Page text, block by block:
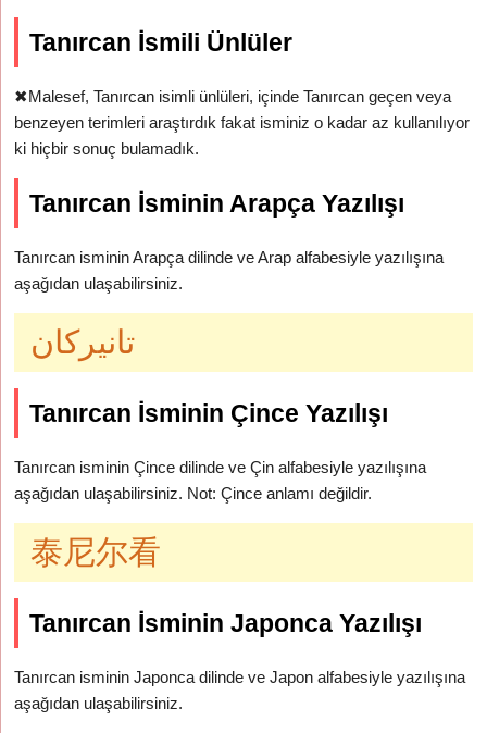
Tanırcan İsmili Ünlüler
✖Malesef, Tanırcan isimli ünlüleri, içinde Tanırcan geçen veya
benzeyen terimleri araştırdık fakat isminiz o kadar az kullanılıyor
ki hiçbir sonuç bulamadık.
Tanırcan İsminin Arapça Yazılışı
Tanırcan isminin Arapça dilinde ve Arap alfabesiyle yazılışına
aşağıdan ulaşabilirsiniz.
تانيركان
Tanırcan İsminin Çince Yazılışı
Tanırcan isminin Çince dilinde ve Çin alfabesiyle yazılışına
aşağıdan ulaşabilirsiniz. Not: Çince anlamı değildir.
泰尼尔看
Tanırcan İsminin Japonca Yazılışı
Tanırcan isminin Japonca dilinde ve Japon alfabesiyle yazılışına
aşağıdan ulaşabilirsiniz.